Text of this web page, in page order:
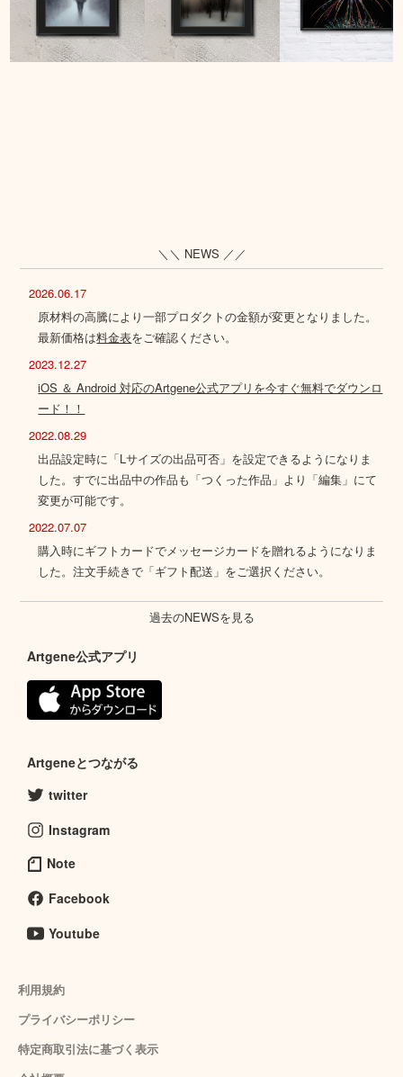
＼＼ NEWS ／／
2026.06.17
原材料の高騰により一部プロダクトの金額が変更となりました。
最新価格は料金表をご確認ください。
2023.12.27
iOS ＆ Android 対応のArtgene公式アプリを今すぐ無料でダウンロ
ード！！
2022.08.29
出品設定時に「Lサイズの出品可否」を設定できるようになりま
した。すでに出品中の作品も「つくった作品」より「編集」にて
変更が可能です。
2022.07.07
購入時にギフトカードでメッセージカードを贈れるようになりま
した。注文手続きで「ギフト配送」をご選択ください。
過去のNEWSを見る
Artgene公式アプリ
Artgeneとつながる
twitter
Instagram
Note
Facebook
Youtube
利用規約
プライバシーポリシー
特定商取引法に基づく表示